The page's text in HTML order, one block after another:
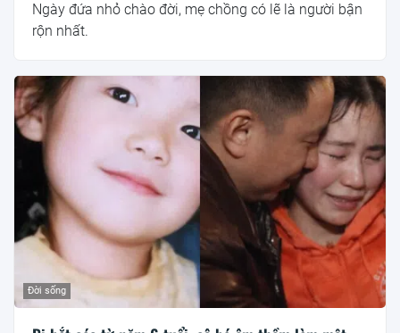
Ngày đứa nhỏ chào đời, mẹ chồng có lẽ là người bận
rộn nhất.
Đời sống